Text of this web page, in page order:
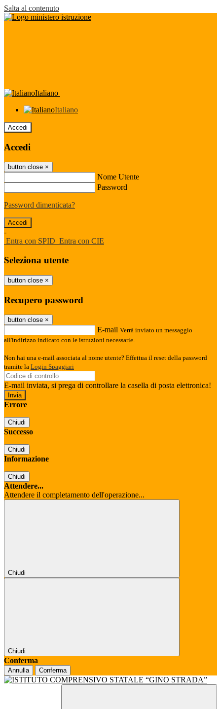
Salta al contenuto
Italiano
Italiano
Accedi
Accedi
button close ×
Nome Utente
Password
Password dimenticata?
-
Entra con SPID Entra con CIE
Seleziona utente
button close ×
Recupero password
button close ×
E-mail Verrà inviato un messaggio
all'indirizzo indicato con le istruzioni necessarie.
Non hai una e-mail associata al nome utente? Effettua il reset della password
tramite la Login Spaggiari
E-mail inviata, si prega di controllare la casella di posta elettronica!
Errore
Chiudi
Successo
Chiudi
Informazione
Chiudi
Attendere...
Attendere il completamento dell'operazione...
Chiudi
Chiudi
Conferma
Annulla Conferma